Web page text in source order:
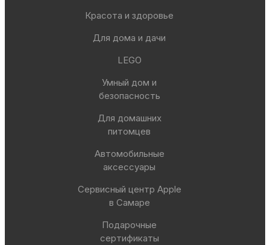
Красота и здоровье
Для дома и дачи
LEGO
Умный дом и
безопасность
Для домашних
питомцев
Автомобильные
аксессуары
Сервисный центр Apple
в Самаре
Подарочные
сертификаты